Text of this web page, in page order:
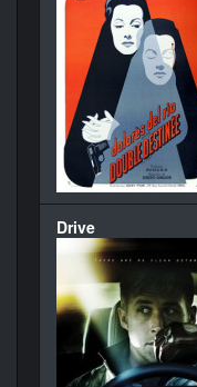
Drive